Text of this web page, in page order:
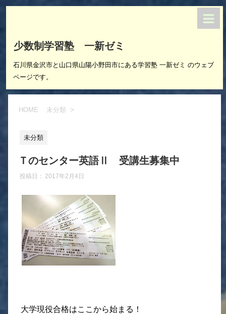
少数制学習塾 一新ゼミ
石川県金沢市と山口県山陽小野田市にある学習塾 一新ゼミ のウェブ
ページです。
HOME 未分類 >
未分類
Ｔのセンター英語Ⅱ 受講生募集中
投稿日： 2017年2月4日
大学現役合格はここから始まる！